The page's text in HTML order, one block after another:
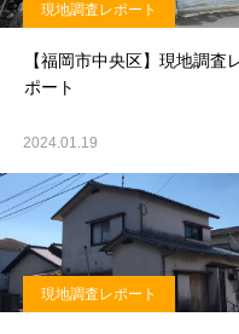
現地調査レポート
【福岡市中央区】現地調査
ポート
2024.01.19
現地調査レポート